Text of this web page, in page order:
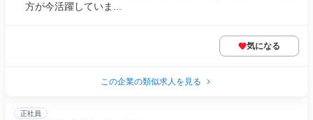
方が今活躍していま...
気になる
この企業の類似求人を見る
正社員